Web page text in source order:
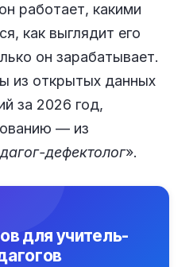
работает, какими
как выглядит его
он зарабатывает.
из открытых данных
за 2026 год,
— из
дефектолог».
для учитель-